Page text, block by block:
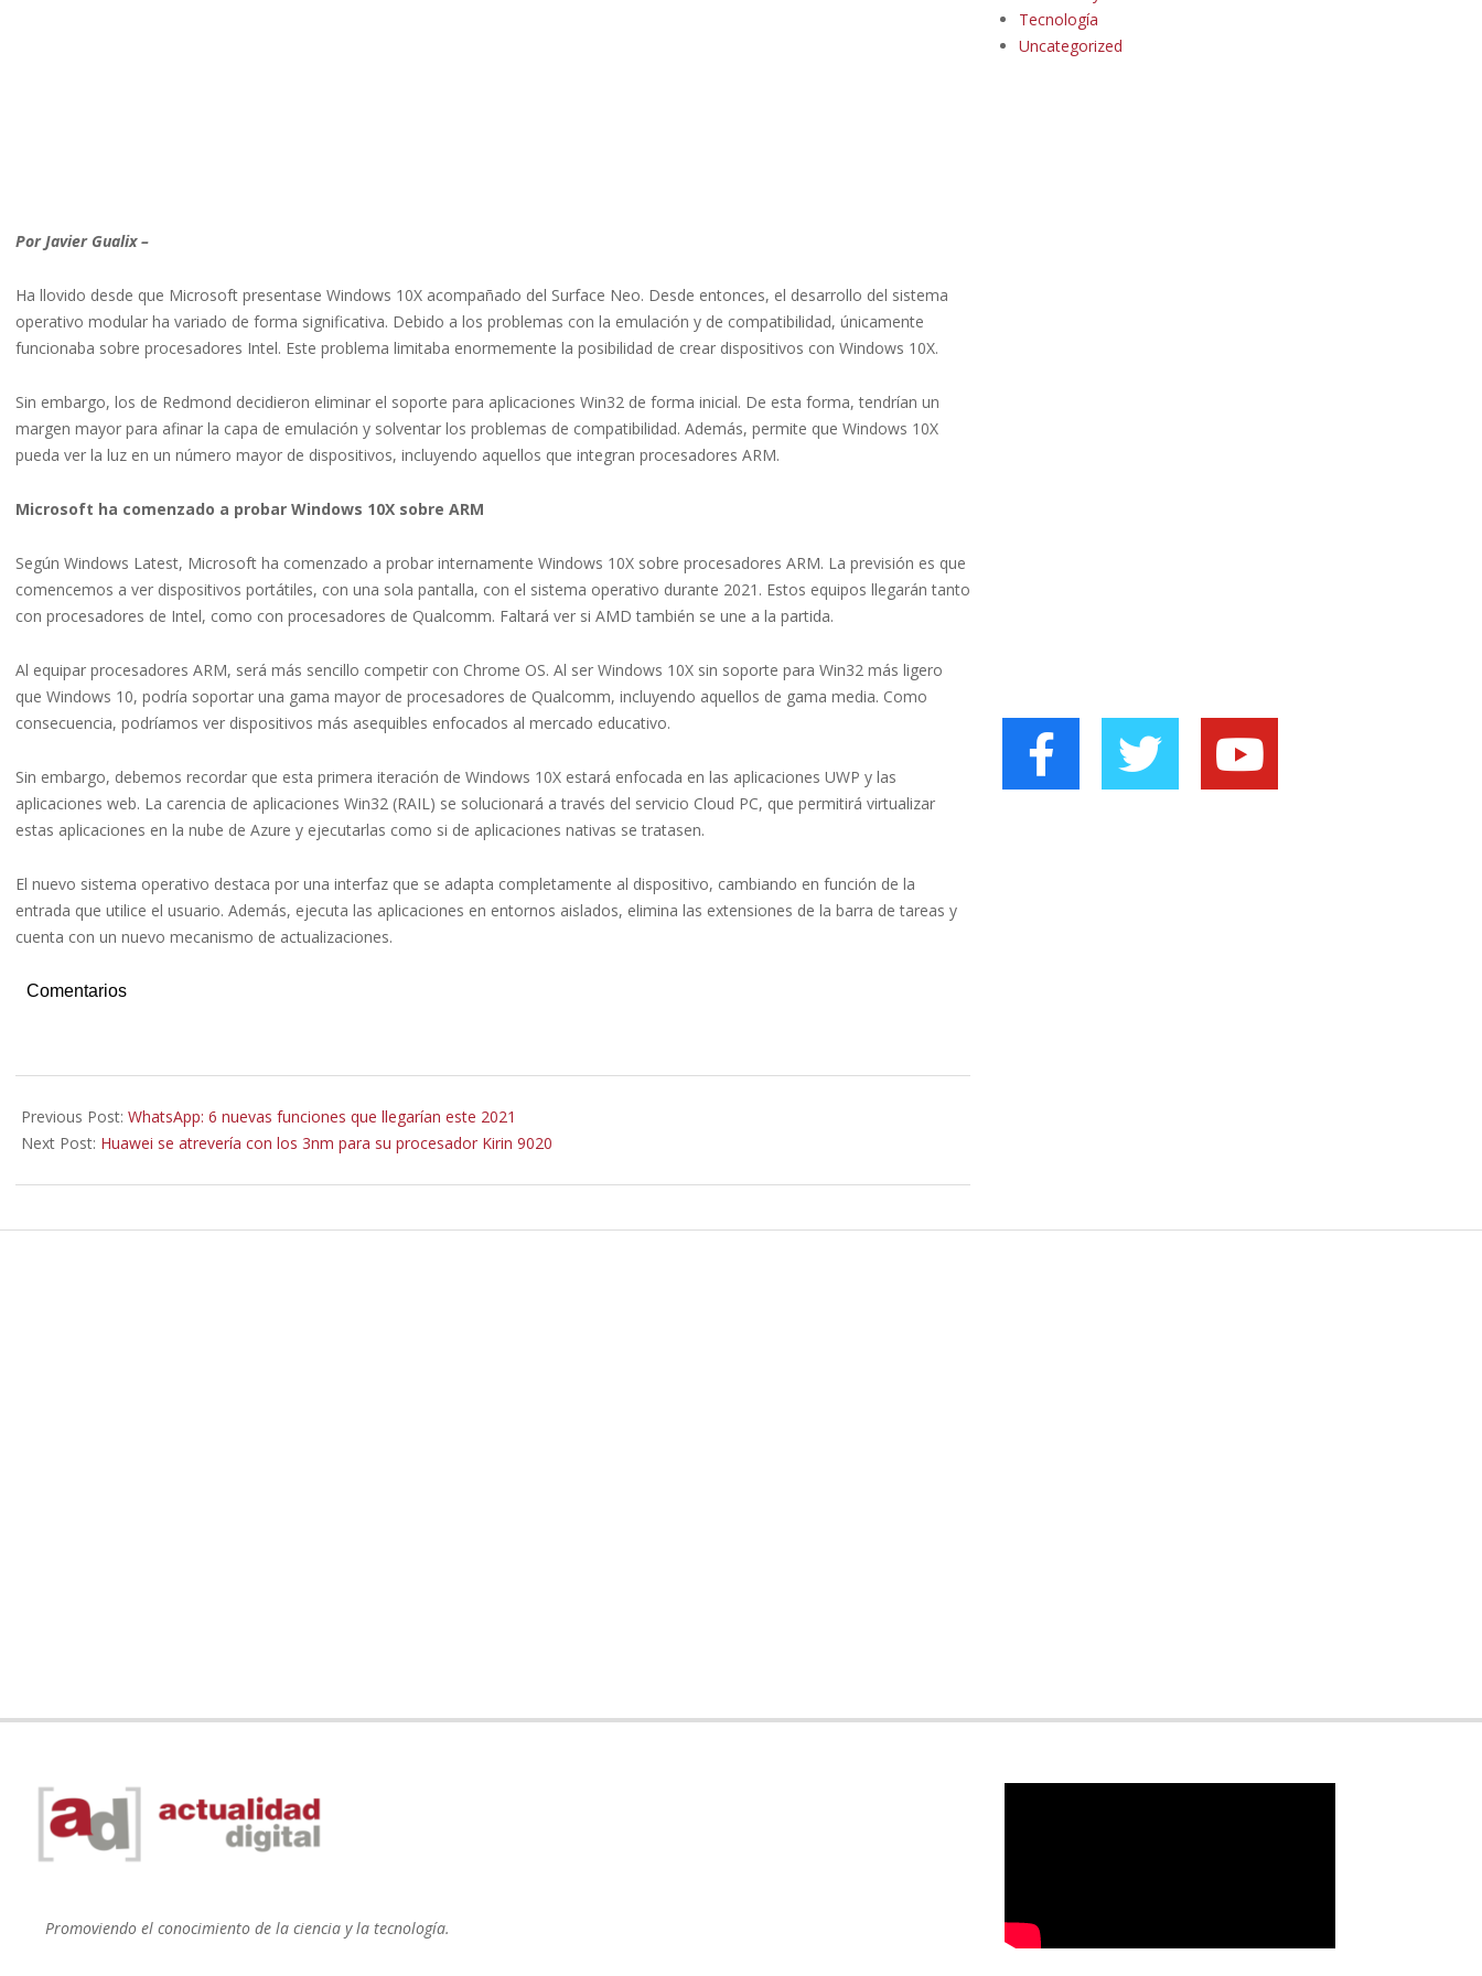
Por Javier Gualix –
Ha llovido desde que Microsoft presentase Windows 10X acompañado del Surface Neo. Desde entonces, el desarrollo del sistema
operativo modular ha variado de forma significativa. Debido a los problemas con la emulación y de compatibilidad, únicamente
funcionaba sobre procesadores Intel. Este problema limitaba enormemente la posibilidad de crear dispositivos con Windows 10X.
Sin embargo, los de Redmond decidieron eliminar el soporte para aplicaciones Win32 de forma inicial. De esta forma, tendrían un
margen mayor para afinar la capa de emulación y solventar los problemas de compatibilidad. Además, permite que Windows 10X
pueda ver la luz en un número mayor de dispositivos, incluyendo aquellos que integran procesadores ARM.
Microsoft ha comenzado a probar Windows 10X sobre ARM
Según Windows Latest, Microsoft ha comenzado a probar internamente Windows 10X sobre procesadores ARM. La previsión es que
comencemos a ver dispositivos portátiles, con una sola pantalla, con el sistema operativo durante 2021. Estos equipos llegarán tanto
con procesadores de Intel, como con procesadores de Qualcomm. Faltará ver si AMD también se une a la partida.
Al equipar procesadores ARM, será más sencillo competir con Chrome OS. Al ser Windows 10X sin soporte para Win32 más ligero
que Windows 10, podría soportar una gama mayor de procesadores de Qualcomm, incluyendo aquellos de gama media. Como
consecuencia, podríamos ver dispositivos más asequibles enfocados al mercado educativo.
Sin embargo, debemos recordar que esta primera iteración de Windows 10X estará enfocada en las aplicaciones UWP y las
aplicaciones web. La carencia de aplicaciones Win32 (RAIL) se solucionará a través del servicio Cloud PC, que permitirá virtualizar
estas aplicaciones en la nube de Azure y ejecutarlas como si de aplicaciones nativas se tratasen.
El nuevo sistema operativo destaca por una interfaz que se adapta completamente al dispositivo, cambiando en función de la
entrada que utilice el usuario. Además, ejecuta las aplicaciones en entornos aislados, elimina las extensiones de la barra de tareas y
cuenta con un nuevo mecanismo de actualizaciones.
Comentarios
01-
03
Previous Post: WhatsApp: 6 nuevas funciones que llegarían este 2021
Next Post: Huawei se atrevería con los 3nm para su procesador Kirin 9020
Tecnología
Uncategorized
Promoviendo el conocimiento de la ciencia y la tecnología.